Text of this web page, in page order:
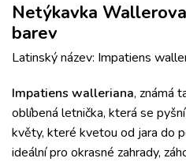
Netýkavka
barev
Latinský název: Impatiens
Impatiens walleriana, známá
oblíbená letnička, která se
květy, které kvetou od jara do
ideální pro okrasné zahrady,